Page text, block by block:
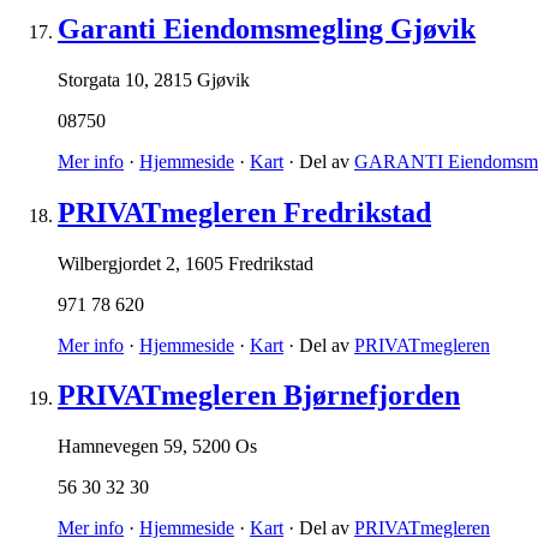
Garanti Eiendomsmegling Gjøvik
Storgata 10, 2815 Gjøvik
08750
Mer info · Hjemmeside · Kart · Del av GARANTI
PRIVATmegleren Fredrikstad
Wilbergjordet 2, 1605 Fredrikstad
971 78 620
Mer info · Hjemmeside · Kart · Del av PRIVATmegleren
PRIVATmegleren Bjørnefjorden
Hamnevegen 59, 5200 Os
56 30 32 30
Mer info · Hjemmeside · Kart · Del av PRIVATmegleren